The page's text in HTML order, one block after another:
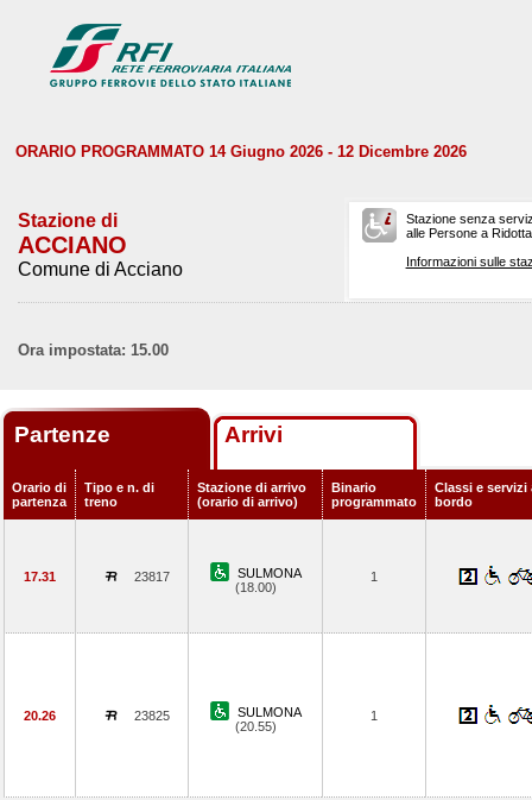
ORARIO PROGRAMMATO 14 Giugno 2026 - 12 Dicembre 2026
Stazione di
ACCIANO
Comune di Acciano
Stazione senza
alle Persone a
Informazioni sulle
Ora impostata: 15.00
Partenze Arrivi
Orario di
partenza
Tipo e n. di
treno
Stazione di arrivo
(orario di arrivo)
Binario
programmato
Classi e servizi
bordo
17.31 23817
SULMONA
(18.00)
1
20.26 23825
SULMONA
(20.55)
1